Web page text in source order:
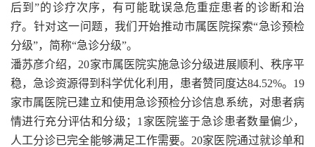
后到”的诊疗次序，有可能耽误急危重症患者的诊断和治
疗。针对这一问题，我们开始推动市属医院探索“急诊预检
分级”，简称“急诊分级”。
潘苏彦介绍，20家市属医院实施急诊分级进展顺利、秩序平
稳，急诊资源得到科学优化利用，患者赞同度达84.52%。19
家市属医院已建立和使用急诊预检分诊信息系统，对患者病
情进行充分评估和分级；1家医院鉴于急诊患者数量偏少，
人工分诊已完全能够满足工作需要。20家医院通过就诊单和